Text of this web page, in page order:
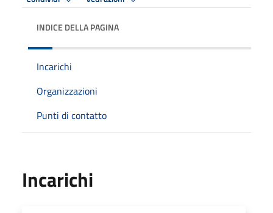
INDICE DELLA PAGINA
Incarichi
Organizzazioni
Punti di contatto
Incarichi